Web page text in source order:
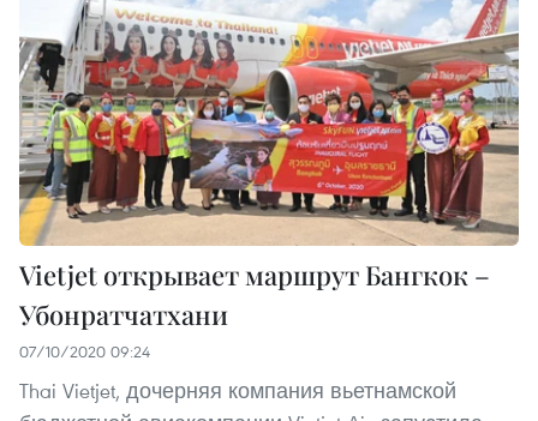
Vietjet открывает маршрут Бангкок –
Убонратчатхани
07/10/2020 09:24
Thai Vietjet, дочерняя компания вьетнамской